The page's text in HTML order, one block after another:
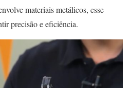
materiais metálicos, esse
precisão e eficiência.